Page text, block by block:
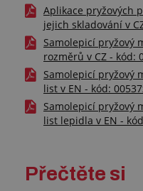
Aplikace pryžových
jejich skladování v
Samolepicí pryžový
rozměrů v CZ - kód:
Samolepicí pryžový
list v EN - kód:
Samolepicí pryžový
list lepidla v EN -
Přečtěte si